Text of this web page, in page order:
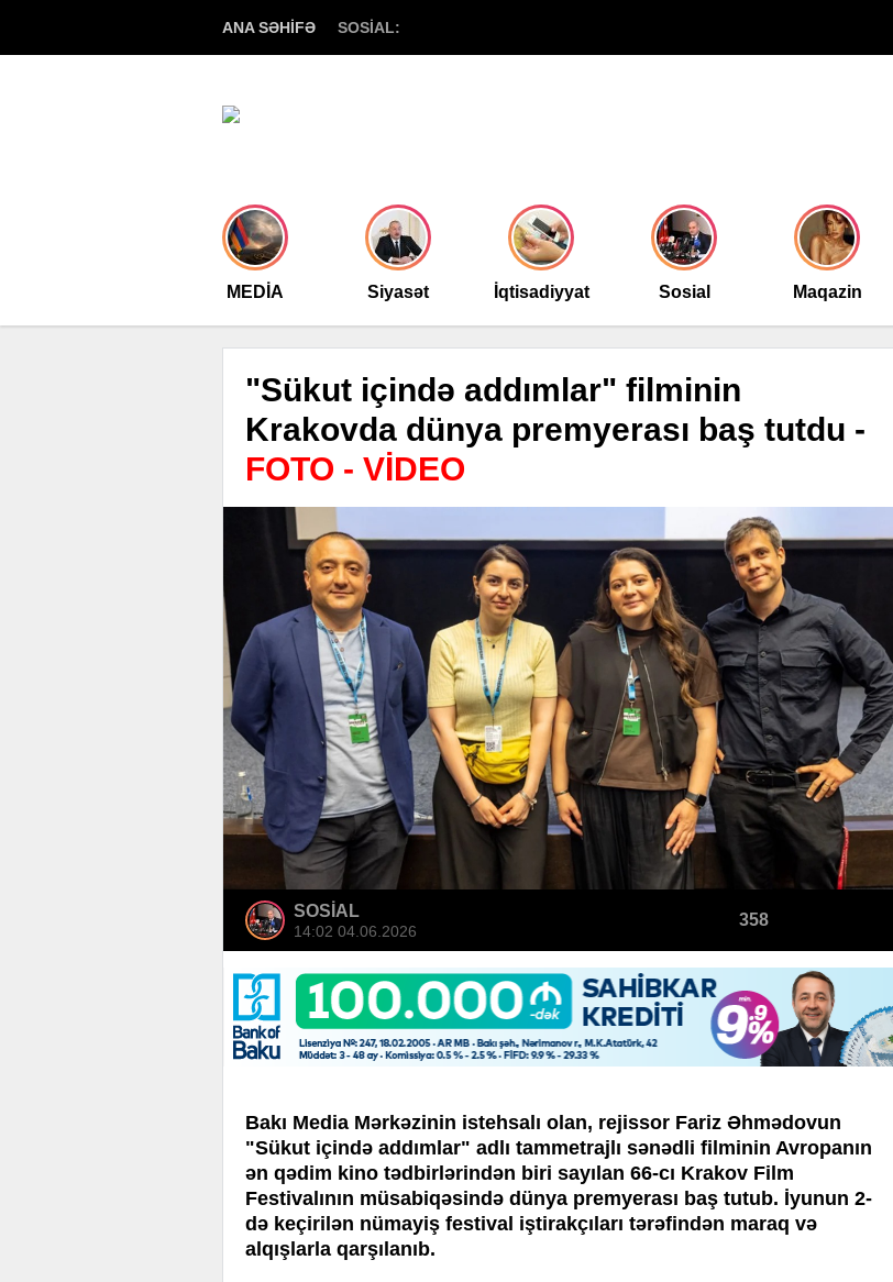
ANA SƏHİFƏ SOSİAL:
MEDİA Siyasət İqtisadiyyat Sosial Maqazin
"Sükut içində addımlar" filminin
Krakovda dünya premyerası baş tutdu -
FOTO - VİDEO
SOSİAL
14:02 04.06.2026
358
Bakı Media Mərkəzinin istehsalı olan, rejissor Fariz Əhmədovun
"Sükut içində addımlar" adlı tammetrajlı sənədli filminin Avropanın
ən qədim kino tədbirlərindən biri sayılan 66-cı Krakov Film
Festivalının müsabiqəsində dünya premyerası baş tutub. İyunun 2-
də keçirilən nümayiş festival iştirakçıları tərəfindən maraq və
alqışlarla qarşılanıb.